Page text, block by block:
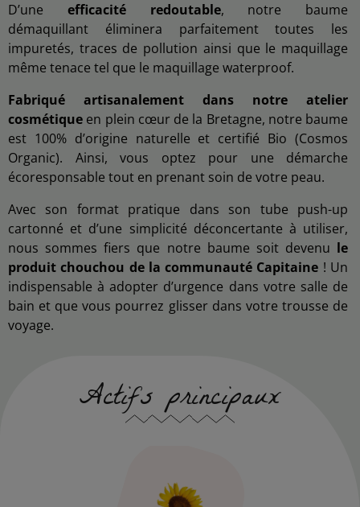
D’une efficacité redoutable, notre baume
démaquillant éliminera parfaitement toutes les
impuretés, traces de pollution ainsi que le maquillage
même tenace tel que le maquillage waterproof.
Fabriqué artisanalement dans notre atelier
cosmétique en plein cœur de la Bretagne, notre baume
est 100% d’origine naturelle et certifié Bio (Cosmos
Organic). Ainsi, vous optez pour une démarche
écoresponsable tout en prenant soin de votre peau.
Avec son format pratique dans son tube push-up
cartonné et d’une simplicité déconcertante à utiliser,
nous sommes fiers que notre baume soit devenu le
produit chouchou de la communauté Capitaine ! Un
indispensable à adopter d’urgence dans votre salle de
bain et que vous pourrez glisser dans votre trousse de
voyage.
Actifs principaux